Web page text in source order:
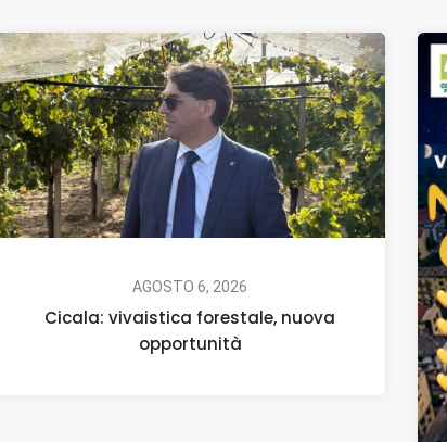
AGOSTO 6, 2026
Cicala: vivaistica forestale, nuova
opportunità